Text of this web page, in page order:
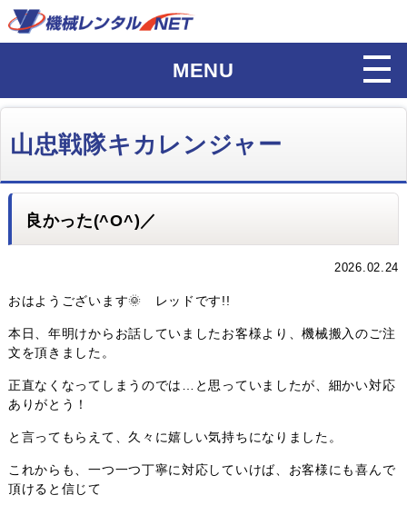
MENU
山忠戦隊キカレンジャー
良かった(^O^)／
2026.02.24
おはようございます🌞 レッドです!!
本日、年明けからお話していましたお客様より、機械搬入のご注
文を頂きました。
正直なくなってしまうのでは…と思っていましたが、細かい対応
ありがとう！
と言ってもらえて、久々に嬉しい気持ちになりました。
これからも、一つ一つ丁寧に対応していけば、お客様にも喜んで
頂けると信じて